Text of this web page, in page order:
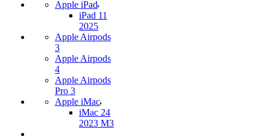
Apple iPad
iPad 11
2025
Apple Airpods
3
Apple Airpods
4
Apple Airpods
Pro 3
Apple iMac
iMac 24
2023 M3